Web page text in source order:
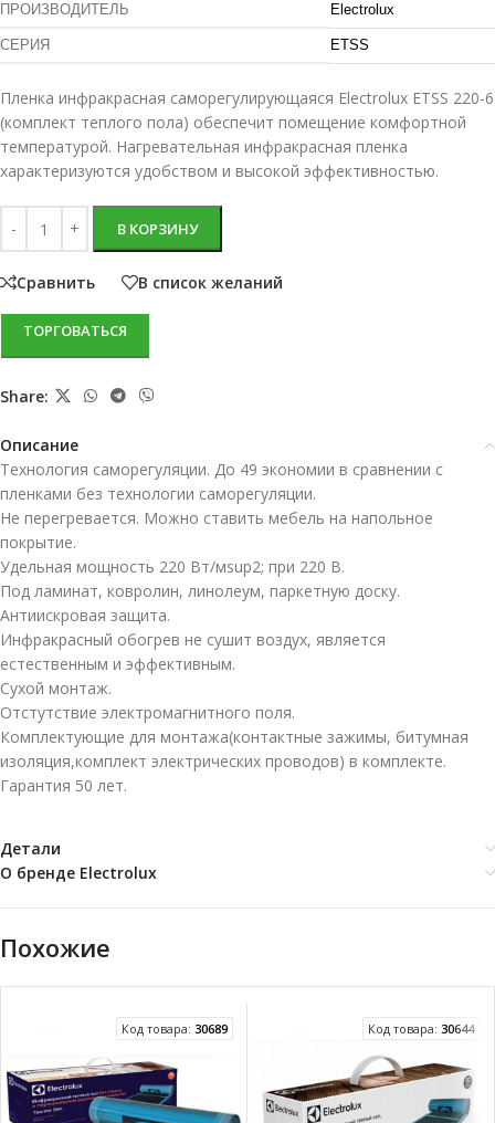
ПРОИЗВОДИТЕЛЬ Electrolux
СЕРИЯ ETSS
Пленка инфракрасная саморегулирующаяся Electrolux ETSS 220-6
(комплект теплого пола) обеспечит помещение комфортной
температурой. Нагревательная инфракрасная пленка
характеризуются удобством и высокой эффективностью.
В КОРЗИНУ
Сравнить В список желаний
ТОРГОВАТЬСЯ
Share:
Описание
Технология саморегуляции. До 49 экономии в сравнении с
пленками без технологии саморегуляции.
Не перегревается. Можно ставить мебель на напольное
покрытие.
Удельная мощность 220 Вт/мsup2; при 220 В.
Под ламинат, ковролин, линолеум, паркетную доску.
Антиискровая защита.
Инфракрасный обогрев не сушит воздух, является
естественным и эффективным.
Сухой монтаж.
Отстутствие электромагнитного поля.
Комплектующие для монтажа(контактные зажимы, битумная
изоляция,комплект электрических проводов) в комплекте.
Гарантия 50 лет.
Детали
О бренде Electrolux
Похожие
Код товара: 30689 Код товара: 30644